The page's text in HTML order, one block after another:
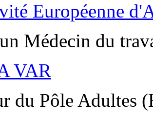
Européenne
Médecin du
VAR
du Pôle Adultes